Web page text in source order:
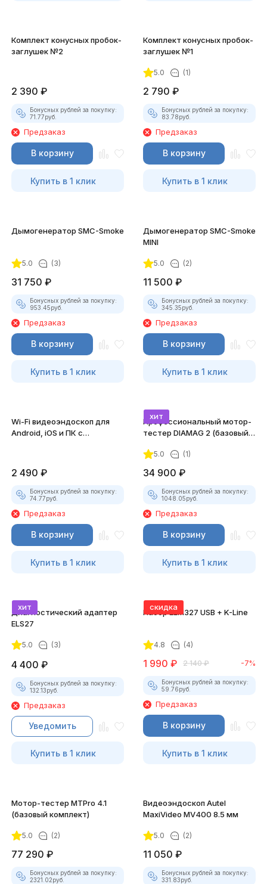
Комплект конусных пробок-
заглушек №2
2 390 ₽
Бонусных рублей за покупку:
71.77руб.
Предзаказ
В корзину
Купить в 1 клик
Комплект конусных пробок-
заглушек №1
5.0 (1)
2 790 ₽
Бонусных рублей за покупку:
83.78руб.
Предзаказ
В корзину
Купить в 1 клик
Дымогенератор SMC-Smoke
5.0 (3)
31 750 ₽
Бонусных рублей за покупку:
953.45руб.
Предзаказ
В корзину
Купить в 1 клик
Дымогенератор SMC-Smoke
MINI
5.0 (2)
11 500 ₽
Бонусных рублей за покупку:
345.35руб.
Предзаказ
В корзину
Купить в 1 клик
Wi-Fi видеоэндоскоп для
Android, iOS и ПК с
2 490 ₽
Бонусных рублей за покупку:
74.77руб.
Предзаказ
В корзину
Купить в 1 клик
хит
Профессиональный мотор-
тестер DIAMAG 2 (базовый
5.0 (1)
34 900 ₽
Бонусных рублей за покупку:
1048.05руб.
Предзаказ
В корзину
Купить в 1 клик
хит
Диагностический адаптер
ELS27
5.0 (3)
4 400 ₽
Бонусных рублей за покупку:
132.13руб.
Предзаказ
Уведомить
Купить в 1 клик
скидка
Набор ELM327 USB + K-Line
4.8 (4)
1 990 ₽ 2 140 ₽ -7%
Бонусных рублей за покупку:
59.76руб.
Предзаказ
В корзину
Купить в 1 клик
Мотор-тестер MTPro 4.1
(базовый комплект)
5.0 (2)
77 290 ₽
Бонусных рублей за покупку:
2321.02руб.
Видеоэндоскоп Autel
MaxiVideo MV400 8.5 мм
5.0 (2)
11 050 ₽
Бонусных рублей за покупку:
331.83руб.